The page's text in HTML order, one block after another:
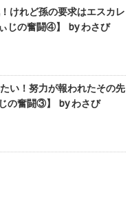
けれど孫の要求はエスカレ
じの奮闘④】 by わさび
い！努力が報われたその先
の奮闘③】 by わさび